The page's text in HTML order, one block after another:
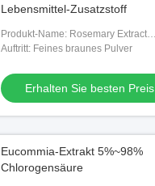
Lebensmittel-Zusatzstoff
Produkt-Name: Rosemary Extract
Powder
Auftritt: Feines braunes Pulver
Erhalten Sie besten Preis
Eucommia-Extrakt 5%~98%
Chlorogensäure